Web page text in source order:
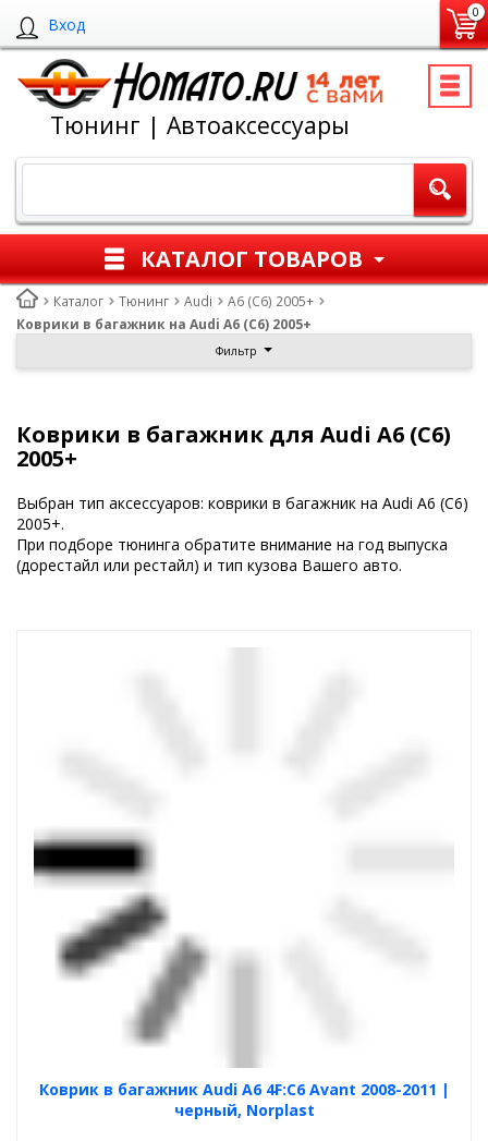
Вход
0
Тюнинг | Автоаксессуары
КАТАЛОГ ТОВАРОВ
Каталог Тюнинг Audi
A6 (C6) 2005+
Коврики в багажник на Audi A6 (C6) 2005+
Фильтр
Коврики в багажник для Audi A6 (C6)
2005+
Выбран тип аксессуаров: коврики в багажник на Audi A6 (C6)
2005+.
При подборе тюнинга обратите внимание на год выпуска
(дорестайл или рестайл) и тип кузова Вашего авто.
Коврик в багажник Audi A6 4F:C6 Avant 2008-2011 |
черный, Norplast